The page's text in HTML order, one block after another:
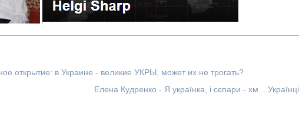
открытие: в Украине - великие УКРЫ, может их не трогать?
Елена Кудренко - Я українка, і сєпари - хм... Українці